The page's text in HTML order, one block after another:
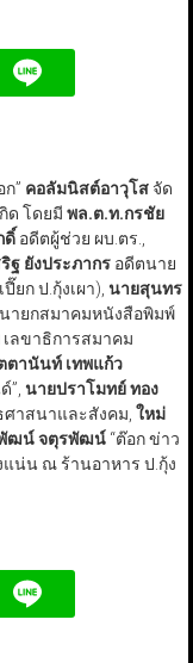
” คอลัมนิสต์อาวุโสจัด
ด โดยมี พล.ต.ท.กรชัย
ดิ์อดีตผู้ช่วย ผบ.ตร.,
ฐ ยังประภากรอดีตนาย
ยก ป.กุ้งเผา), นายสุนทร
ายกสมาคมหนังสือพิมพ์
เลขาธิการสมาคม
านันท์ เทพแก้ว
”, นายปราโมทย์ ทอง
าสนาและสังคม, ใหม่
ฒน์ จตุรพัฒน์“ต๊อก ข่าว
แน่น ณ ร้านอาหาร ป.กุ้ง